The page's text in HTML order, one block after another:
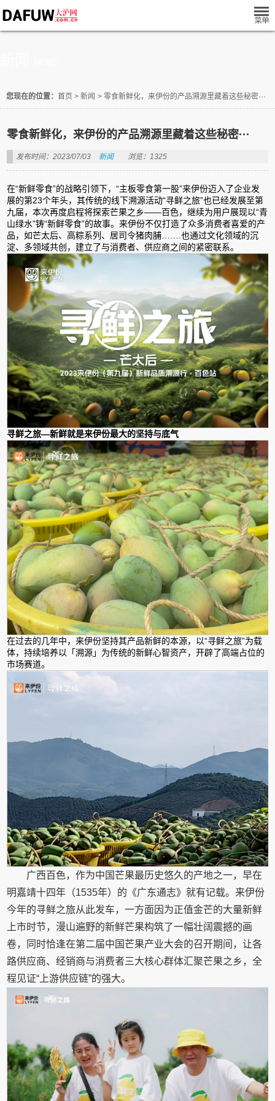
您现在的位置： 首页 > 新闻 > 零食新鲜化，来伊份的产品溯源里藏着这些秘密···
零食新鲜化，来伊份的产品溯源里藏着这些秘密···
发布时间：2023/07/03 新闻 浏览：1325
在“新鲜零食”的战略引领下，“主板零食第一股”来伊份迈入了企业发
展的第23个年头，其传统的线下溯源活动“寻鲜之旅”也已经发展至第
九届，本次再度启程将探索芒果之乡——百色，继续为用户展现以“青
山绿水”铸“新鲜零食”的故事。来伊份不仅打造了众多消费者喜爱的产
品，如芒太后、高粽系列、居司令猪肉脯…….也通过文化领域的沉
淀、多领域共创，建立了与消费者、供应商之间的紧密联系。
寻鲜之旅—新鲜就是来伊份最大的坚持与底气
在过去的几年中，来伊份坚持其产品新鲜的本源，以“寻鲜之旅”为载
体，持续培养以「溯源」为传统的新鲜心智资产，开辟了高端占位的
市场赛道。
广西百色，作为中国芒果最历史悠久的产地之一，早在
明嘉靖十四年（1535年）的《广东通志》就有记载。来伊份
今年的寻鲜之旅从此发车，一方面因为正值金芒的大量新鲜
上市时节，漫山遍野的新鲜芒果构筑了一幅壮阔震撼的画
卷，同时恰逢在第二届中国芒果产业大会的召开期间，让各
路供应商、经销商与消费者三大核心群体汇聚芒果之乡，全
程见证“上游供应链”的强大。